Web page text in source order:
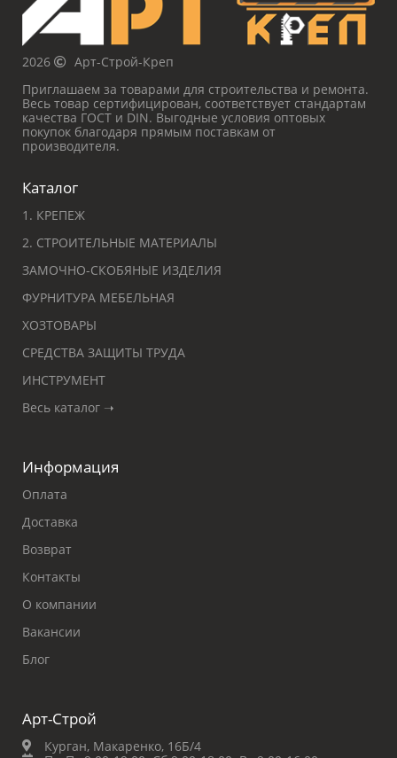
2026
Арт-Строй-Креп
Приглашаем за товарами для строительства и ремонта.
Весь товар сертифицирован, соответствует стандартам
качества ГОСТ и DIN. Выгодные условия оптовых
покупок благодаря прямым поставкам от
производителя.
Каталог
1. КРЕПЕЖ
2. СТРОИТЕЛЬНЫЕ МАТЕРИАЛЫ
ЗАМОЧНО-СКОБЯНЫЕ ИЗДЕЛИЯ
ФУРНИТУРА МЕБЕЛЬНАЯ
ХОЗТОВАРЫ
СРЕДСТВА ЗАЩИТЫ ТРУДА
ИНСТРУМЕНТ
Весь каталог ➝
Информация
Оплата
Доставка
Возврат
Контакты
О компании
Вакансии
Блог
Арт-Строй
Курган, Макаренко, 16Б/4